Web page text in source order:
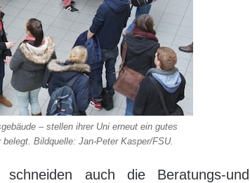
– stellen ihrer Uni erneut ein gutes
Bildquelle: Jan-Peter Kasper/FSU.
auch die Beratungs-und